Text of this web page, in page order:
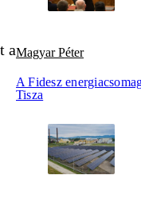
aMagyar Péter
A Fidesz
Tisza